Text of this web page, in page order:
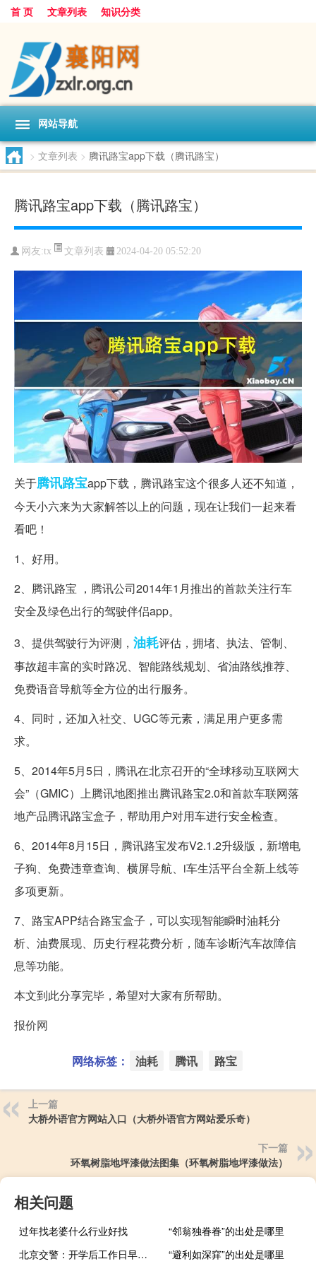
首 页 文章列表 知识分类
网站导航
> 文章列表 > 腾讯路宝app下载（腾讯路宝）
腾讯路宝app下载（腾讯路宝）
网友:tx 文章列表 2024-04-20 05:52:20
关于腾讯路宝app下载，腾讯路宝这个很多人还不知道，
今天小六来为大家解答以上的问题，现在让我们一起来看
看吧！
1、好用。
2、腾讯路宝 ，腾讯公司2014年1月推出的首款关注行车
安全及绿色出行的驾驶伴侣app。
3、提供驾驶行为评测， 油耗评估，拥堵、执法、管制、
事故超丰富的实时路况、智能路线规划、省油路线推荐、
免费语音导航等全方位的出行服务。
4、同时，还加入社交、UGC等元素，满足用户更多需
求。
5、2014年5月5日，腾讯在北京召开的“全球移动互联网大
会”（GMIC）上腾讯地图推出腾讯路宝2.0和首款车联网落
地产品腾讯路宝盒子，帮助用户对用车进行安全检查。
6、2014年8月15日，腾讯路宝发布V2.1.2升级版，新增电
子狗、免费违章查询、横屏导航、i车生活平台全新上线等
多项更新。
7、路宝APP结合路宝盒子，可以实现智能瞬时油耗分
析、油费展现、历史行程花费分析，随车诊断汽车故障信
息等功能。
本文到此分享完毕，希望对大家有所帮助。
报价网
网络标签： 油耗 腾讯 路宝
上一篇
大桥外语官方网站入口（大桥外语官方网站爱乐奇）
下一篇
环氧树脂地坪漆做法图集（环氧树脂地坪漆做法）
相关问题
过年找老婆什么行业好找
“邻翁独眷眷”的出处是哪里
北京交警：开学后工作日早高峰提前至6:45并延长1小时（北京日报）
“避利如深穽”的出处是哪里